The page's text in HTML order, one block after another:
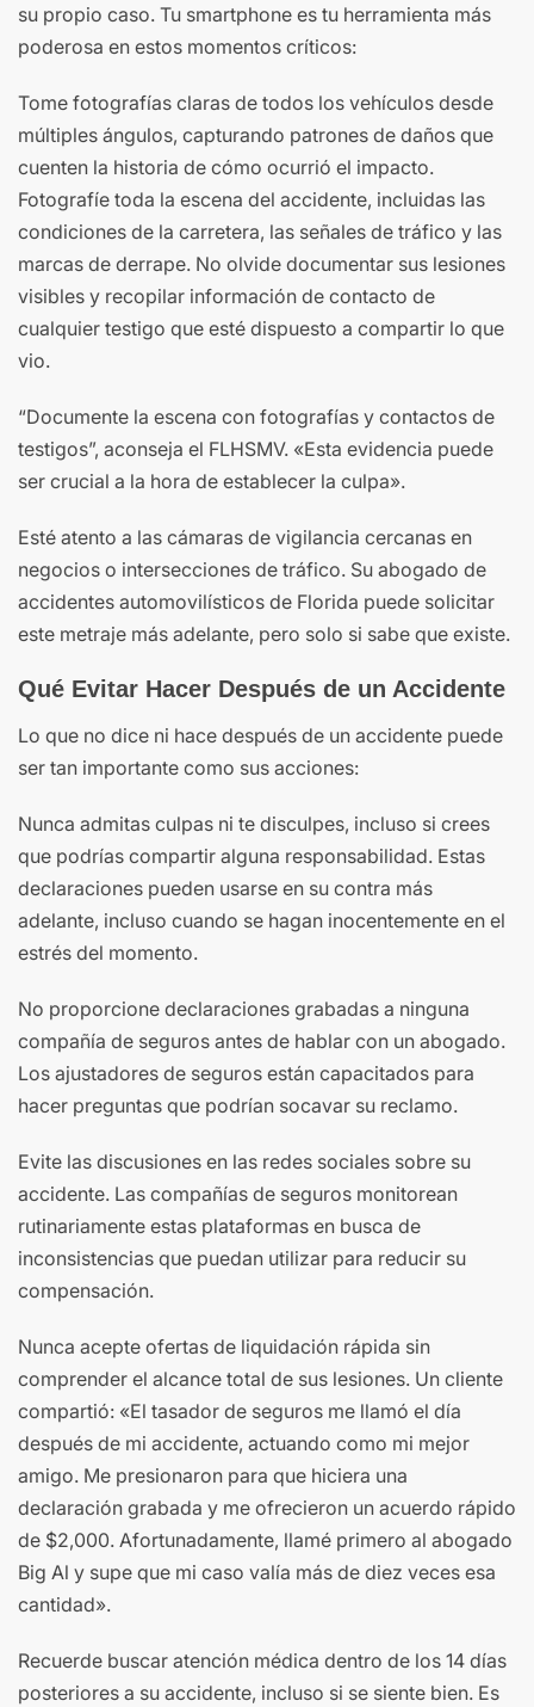
su propio caso. Tu smartphone es tu herramienta más
poderosa en estos momentos críticos:
Tome fotografías claras de todos los vehículos desde
múltiples ángulos, capturando patrones de daños que
cuenten la historia de cómo ocurrió el impacto.
Fotografíe toda la escena del accidente, incluidas las
condiciones de la carretera, las señales de tráfico y las
marcas de derrape. No olvide documentar sus lesiones
visibles y recopilar información de contacto de
cualquier testigo que esté dispuesto a compartir lo que
vio.
“Documente la escena con fotografías y contactos de
testigos”, aconseja el FLHSMV. «Esta evidencia puede
ser crucial a la hora de establecer la culpa».
Esté atento a las cámaras de vigilancia cercanas en
negocios o intersecciones de tráfico. Su abogado de
accidentes automovilísticos de Florida puede solicitar
este metraje más adelante, pero solo si sabe que existe.
Qué Evitar Hacer Después de un Accidente
Lo que no dice ni hace después de un accidente puede
ser tan importante como sus acciones:
Nunca admitas culpas ni te disculpes, incluso si crees
que podrías compartir alguna responsabilidad. Estas
declaraciones pueden usarse en su contra más
adelante, incluso cuando se hagan inocentemente en el
estrés del momento.
No proporcione declaraciones grabadas a ninguna
compañía de seguros antes de hablar con un abogado.
Los ajustadores de seguros están capacitados para
hacer preguntas que podrían socavar su reclamo.
Evite las discusiones en las redes sociales sobre su
accidente. Las compañías de seguros monitorean
rutinariamente estas plataformas en busca de
inconsistencias que puedan utilizar para reducir su
compensación.
Nunca acepte ofertas de liquidación rápida sin
comprender el alcance total de sus lesiones. Un cliente
compartió: «El tasador de seguros me llamó el día
después de mi accidente, actuando como mi mejor
amigo. Me presionaron para que hiciera una
declaración grabada y me ofrecieron un acuerdo rápido
de $2,000. Afortunadamente, llamé primero al abogado
Big Al y supe que mi caso valía más de diez veces esa
cantidad».
Recuerde buscar atención médica dentro de los 14 días
posteriores a su accidente, incluso si se siente bien. Es